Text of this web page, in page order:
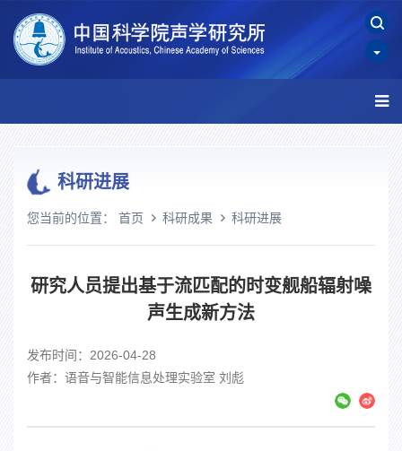
科研进展
您当前的位置： 首页 科研成果 科研进展
研究人员提出基于流匹配的时变舰船辐射噪
声生成新方法
发布时间：2026-04-28
作者：语音与智能信息处理实验室 刘彪